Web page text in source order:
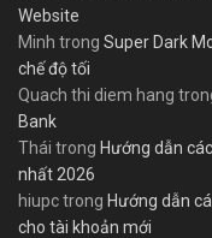
Website
Minh trong Super Dark
chế độ tối
Quach thi diem hang
Bank
Thái trong Hướng dẫn
nhất 2026
hiupctrong Hướng dẫn
cho tài khoản mới